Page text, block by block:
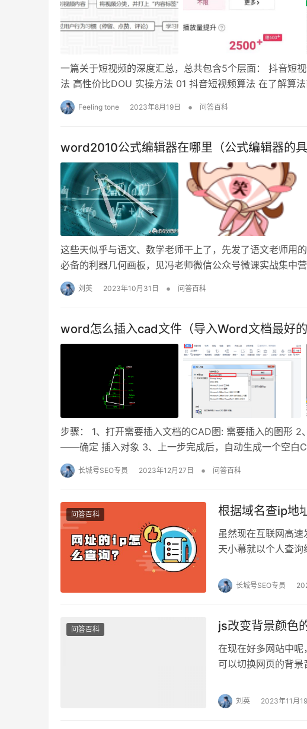
一篇关于短视频的深度汇总，总共包含5个层面： 抖音短
法 高性价比DOU 实操方法 01 抖音短视频算法 在了解算
Feeling tone 2023年8月19日 • 问答百科
word2010公式编辑器在哪里（公式编辑器的具
这些天似乎与语文、数学老师干上了，先发了语文老师用
必备的利器几何画板，见冯老师微信公众号微课实战集中
刘英 2023年10月31日 • 问答百科
word怎么插入cad文件（导入Word文档最好的
步骤： 1、打开需要插入文档的CAD图: 需要插入的图
——确定 插入对象 3、上一步完成后，自动生成一个空白
长城号SEO专员 2023年12月27日 • 问答百科
问答百科 根据域名查ip地
虽然现在互联网高
天小幕就以个人查
长城号SEO专员
问答百科 js改变背景颜色
在现在好多网站中
可以切换网页的背
刘英 2023年11月